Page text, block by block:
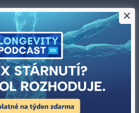
Bez písemného svolení vydavatele je
celku díla, zejména rozmnožování a šíření
nebo elektronickým, v českém nebo
je zakázáno též rozmnožování
×